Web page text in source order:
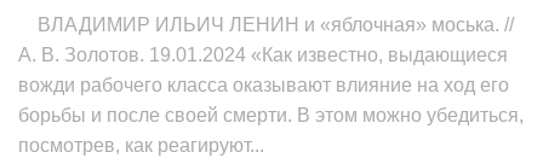
ВЛАДИМИР ИЛЬИЧ ЛЕНИН и «яблочная» моська. //
А. В. Золотов. 19.01.2024 «Как известно, выдающиеся
вожди рабочего класса оказывают влияние на ход его
борьбы и после своей смерти. В этом можно убедиться,
посмотрев, как реагируют...